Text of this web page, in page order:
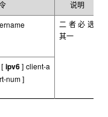
说明
二者必选
其一
ipv6] client-a
num ]